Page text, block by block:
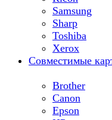
Samsung
Sharp
Toshiba
Xerox
Совместимые
Brother
Canon
Epson